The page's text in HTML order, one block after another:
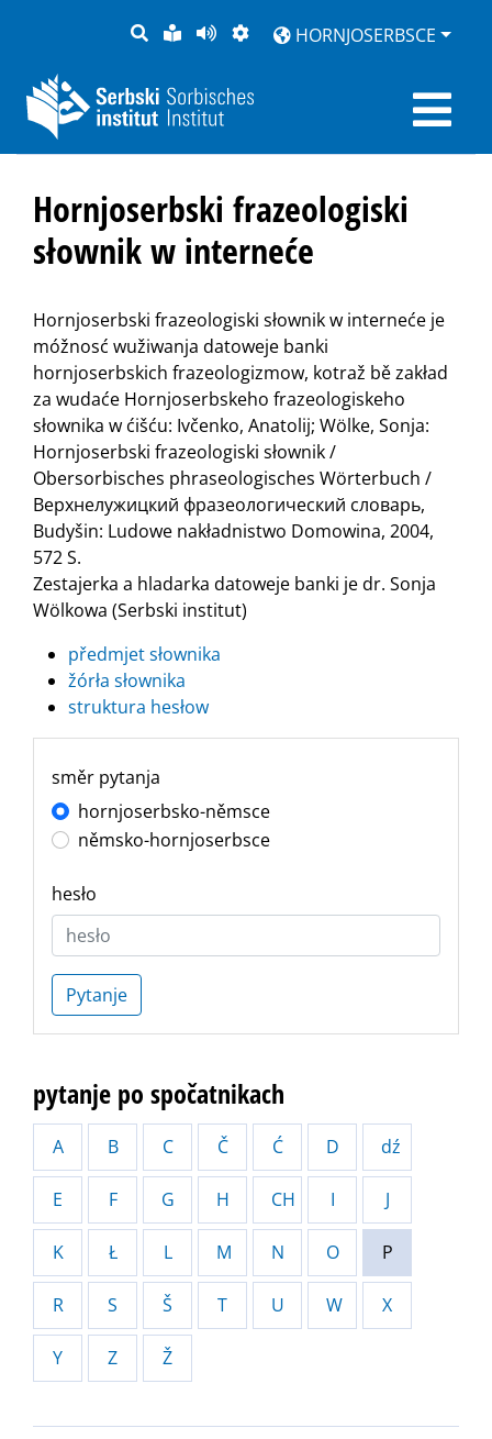
PYTANJE
LOCHKA
RĚČ
STRONU
PŘEDČITAĆ
ZWOBRAZNJENJE
HORNJOSERBSCE
Hornjoserbski frazeologiski
słownik w interneće
Hornjoserbski frazeologiski słownik w interneće je
móžnosć wužiwanja datoweje banki
hornjoserbskich frazeologizmow, kotraž bě zakład
za wudaće Hornjoserbskeho frazeologiskeho
słownika w ćišću: Ivčenko, Anatolij; Wölke, Sonja:
Hornjoserbski frazeologiski słownik /
Obersorbisches phraseologisches Wörterbuch /
Верхнелужицкий фразеологический словарь,
Budyšin: Ludowe nakładnistwo Domowina, 2004,
572 S.
Zestajerka a hladarka datoweje banki je dr. Sonja
Wölkowa (Serbski institut)
předmjet słownika
žórła słownika
struktura hesłow
směr pytanja
hornjoserbsko-němsce
němsko-hornjoserbsce
hesło
Pytanje
pytanje po spočatnikach
A B C Č Ć D dź
E F G H CH I J
K Ł L M N O P
R S Š T U W X
Y Z Ž